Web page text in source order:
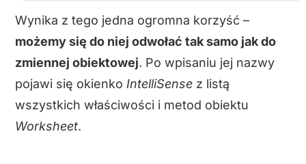
Wynika z tego jedna ogromna korzyść –
możemy się do niej odwołać tak samo jak do
zmiennej obiektowej. Po wpisaniu jej nazwy
pojawi się okienko IntelliSense z listą
wszystkich właściwości i metod obiektu
Worksheet.